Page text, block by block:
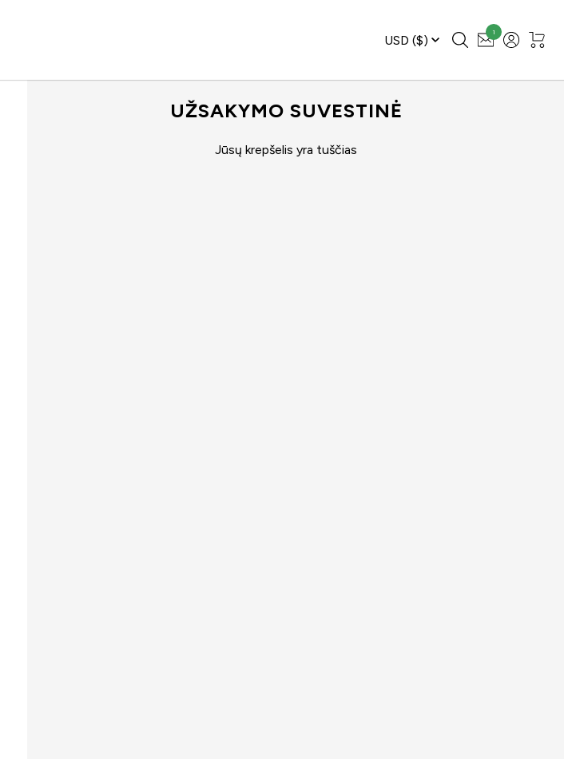
USD ($)
1
UŽSAKYMO SUVESTINĖ
Jūsų krepšelis yra tuščias